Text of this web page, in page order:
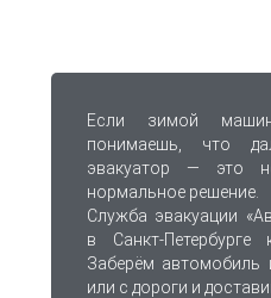
Если зимой
понимаешь, что
эвакуатор — это
нормальное решение.
Служба эвакуации
в Санкт-Петербурге
Заберём автомобиль
или с дороги и